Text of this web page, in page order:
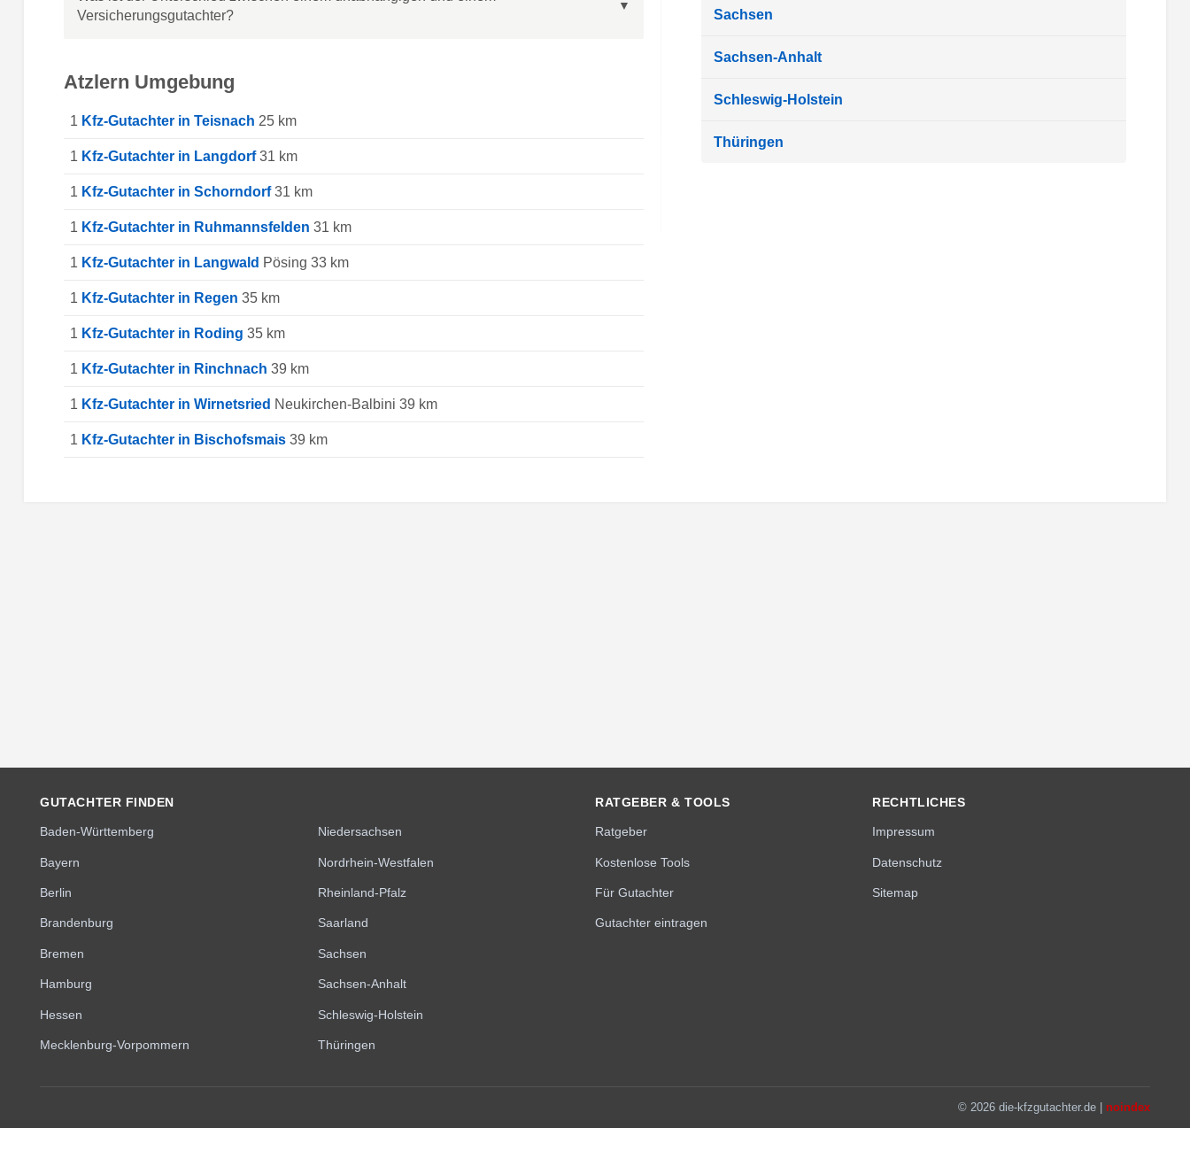
Versicherungsgutachter?
Atzlern Umgebung
1 Kfz-Gutachter in Teisnach 25 km
1 Kfz-Gutachter in Langdorf31 km
1 Kfz-Gutachter in Schorndorf31 km
1 Kfz-Gutachter in Ruhmannsfelden 31 km
1 Kfz-Gutachter in Langwald Pösing 33 km
1 Kfz-Gutachter in Regen 35 km
1 Kfz-Gutachter in Roding 35 km
1 Kfz-Gutachter in Rinchnach 39 km
1 Kfz-Gutachter in Wirnetsried Neukirchen-Balbini 39 km
1 Kfz-Gutachter in Bischofsmais39 km
Sachsen
Sachsen-Anhalt
Schleswig-Holstein
Thüringen
GUTACHTER FINDEN
Baden-Württemberg
Bayern
Berlin
Brandenburg
Bremen
Hamburg
Hessen
Mecklenburg-Vorpommern
Niedersachsen
Nordrhein-Westfalen
Rheinland-Pfalz
Saarland
Sachsen
Sachsen-Anhalt
Schleswig-Holstein
Thüringen
RATGEBER & TOOLS
Ratgeber
Kostenlose Tools
Für Gutachter
Gutachter eintragen
RECHTLICHES
Impressum
Datenschutz
Sitemap
© 2026 die-kfzgutachter.de | noindex